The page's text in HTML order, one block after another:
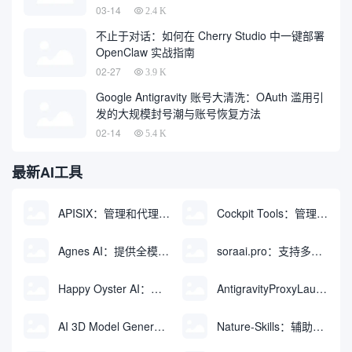
03-14 2.4 K
不止于对话：如何在 Cherry Studio 中一键部署
OpenClaw 实战指南
02-27 3.9 K
Google Antigravity 账号大清洗：OAuth 滥用引
发的大规模封号潮与账号恢复方法
02-14 5.4 K
最新AI工具
APISIX：管理和代理API及大模型流量的高性能网关 Cockpit Tools：管理多个AI编程IDE账号与配置多开独立实例的本地桌面应用
Agnes AI：提供全模态模型免费API、支持图文视频生成与复杂工程执行的智能体平台 soraai.pro：支持多模型文字转视频和图像生成的在线创作工具
Happy Oyster AI：生成可交互式3D虚拟世界与视频的大模型 AntigravityProxyLauncher：免TUN全局代理使用Antigravity IDE
AI 3D Model Generator：通过文本和图像快速生成3D模型的在线工具 Nature-Skills：辅助撰写学术论文和绘制科研图表的智能体插件